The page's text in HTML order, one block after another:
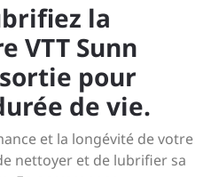
la
VTT Sunn
pour
de vie.
et la longévité de votre
nettoyer et de lubrifier sa